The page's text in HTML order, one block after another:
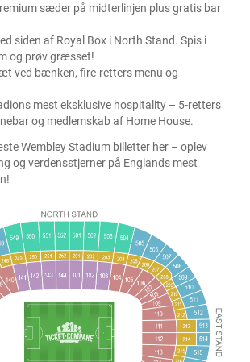
sæder på midterlinjen plus gratis bar
siden af Royal Box i North Stand. Spis i
og prøv græsset!
ved bænken, fire-retters menu og
mest eksklusive hospitality – 5-retters
og medlemskab af Home House.
Wembley Stadium billetter her – oplev
og verdensstjerner på Englands mest